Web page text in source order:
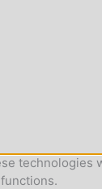
technologies